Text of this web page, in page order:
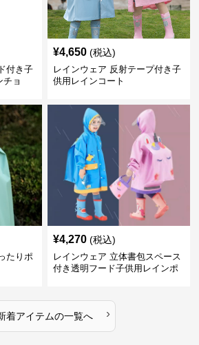
付き子
ョ
¥4,650 (税込)
レインウェア 反射テープ付き子
供用レインコート
たりポ
¥4,270 (税込)
レインウェア 立体書包スペース
付き透明フード子供用レインポ
着アイテムの一覧へ ›